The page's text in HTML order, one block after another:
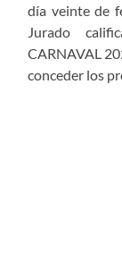
día veinte de
Jurado
CARNAVAL
conceder los